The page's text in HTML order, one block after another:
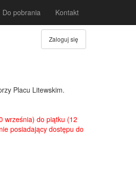
Do pobrania Kontakt
Zaloguj się
Placu Litewskim.
września) do piątku (12
posiadający dostępu do